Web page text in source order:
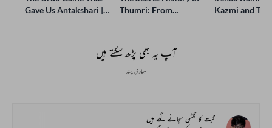
Gave Us Antakshari |
Thumri: From
Kazmi and
آپ یہ بھی پڑھ سکتے ہیں
ہماری پسند
محبت کا گلشن سجانے لگے ہیں